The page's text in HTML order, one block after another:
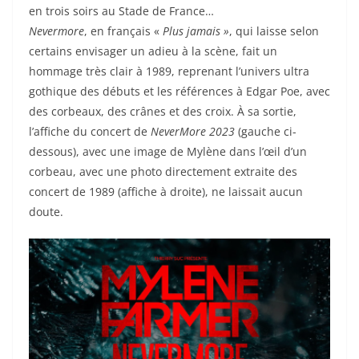
en trois soirs au Stade de France…
Nevermore, en français « Plus jamais », qui laisse selon
certains envisager un adieu à la scène, fait un
hommage très clair à 1989, reprenant l’univers ultra
gothique des débuts et les références à Edgar Poe, avec
des corbeaux, des crânes et des croix. À sa sortie,
l’affiche du concert de NeverMore 2023 (gauche ci-
dessous), avec une image de Mylène dans l’œil d’un
corbeau, avec une photo directement extraite des
concert de 1989 (affiche à droite), ne laissait aucun
doute.